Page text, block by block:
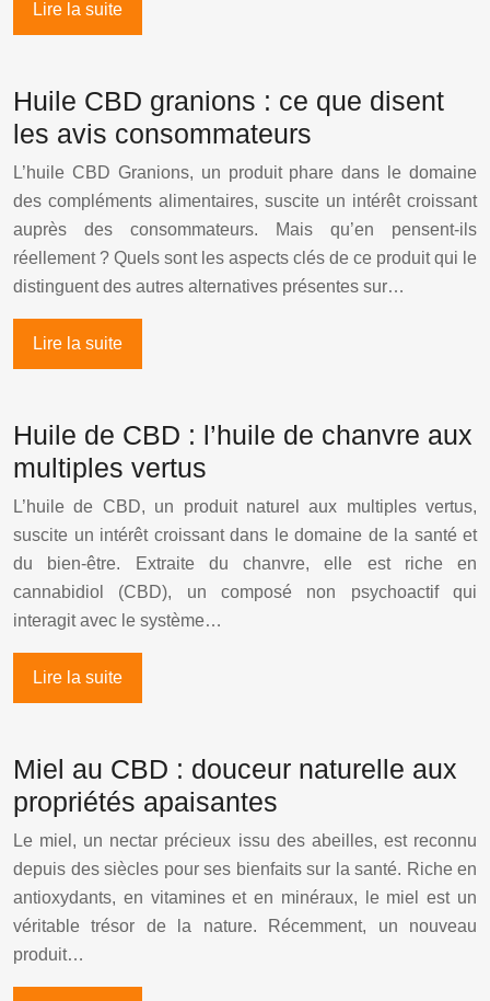
Lire la suite
Huile CBD granions : ce que disent
les avis consommateurs
L’huile CBD Granions, un produit phare dans le domaine
des compléments alimentaires, suscite un intérêt croissant
auprès des consommateurs. Mais qu’en pensent-ils
réellement ? Quels sont les aspects clés de ce produit qui le
distinguent des autres alternatives présentes sur…
Lire la suite
Huile de CBD : l’huile de chanvre aux
multiples vertus
L’huile de CBD, un produit naturel aux multiples vertus,
suscite un intérêt croissant dans le domaine de la santé et
du bien-être. Extraite du chanvre, elle est riche en
cannabidiol (CBD), un composé non psychoactif qui
interagit avec le système…
Lire la suite
Miel au CBD : douceur naturelle aux
propriétés apaisantes
Le miel, un nectar précieux issu des abeilles, est reconnu
depuis des siècles pour ses bienfaits sur la santé. Riche en
antioxydants, en vitamines et en minéraux, le miel est un
véritable trésor de la nature. Récemment, un nouveau
produit…